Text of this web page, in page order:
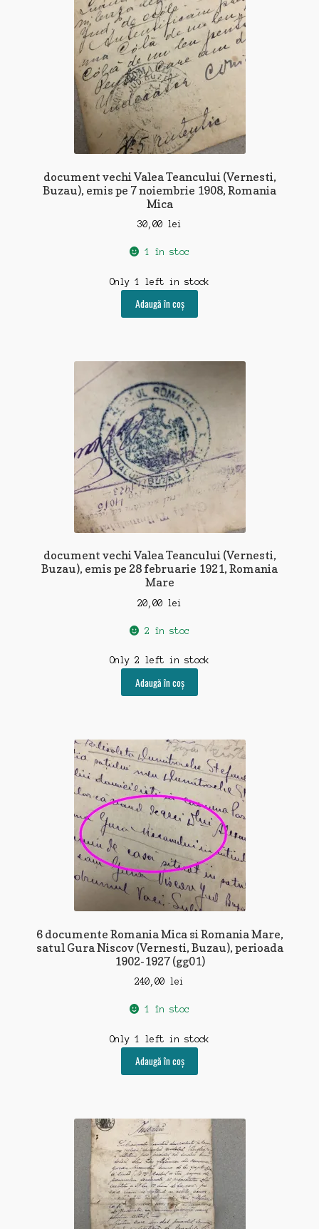
document vechi Valea Teancului (Vernesti,
Buzau), emis pe 7 noiembrie 1908, Romania
Mica
30,00 lei
1 în stoc
Only 1 left in stock
Adaugă în coș
document vechi Valea Teancului (Vernesti,
Buzau), emis pe 28 februarie 1921, Romania
Mare
20,00 lei
2 în stoc
Only 2 left in stock
Adaugă în coș
6 documente Romania Mica si Romania Mare,
satul Gura Niscov (Vernesti, Buzau), perioada
1902-1927 (gg01)
240,00 lei
1 în stoc
Only 1 left in stock
Adaugă în coș